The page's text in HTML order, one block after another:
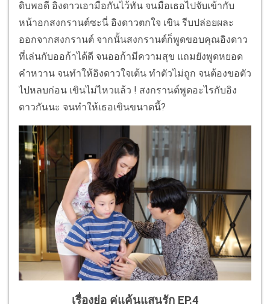
ดิบพอดี อิงดาวเอามือกันไว้ทัน จนมือเธอไปจับเข้ากับ
หน้าอกสงกรานต์ซะนี่ อิงดาวตกใจ เขิน รีบปล่อยผละ
ออกจากสงกรานต์ จากนั้นสงกรานต์ก็พูดขอบคุณอิงดาว
ที่เล่นกับออก้าได้ดี จนออก้ามีความสุข แถมยังพูดหยอด
คำหวาน จนทำให้อิงดาวใจเต้น ทำตัวไม่ถูก จนต้องขอตัว
ไปหลบก่อน เขินไม่ไหวแล้ว ! สงกรานต์พูดอะไรกับอิง
ดาวกันนะ จนทำให้เธอเขินขนาดนี้?
เรื่องย่อ คู่แค้นแสนรัก EP.4